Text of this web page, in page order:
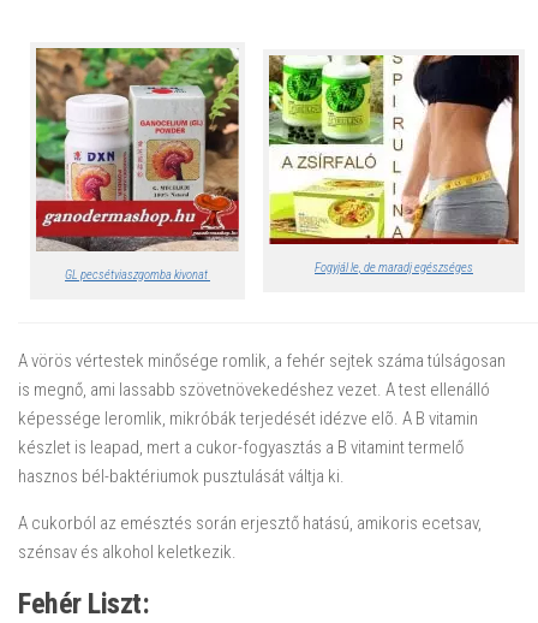
GL pecsétviaszgomba kivonat Fogyjál le, de maradj egészséges
A vörös vértestek minősége romlik, a fehér sejtek száma túlságosan
is megnő, ami lassabb szövetnövekedéshez vezet. A test ellenálló
képessége leromlik, mikróbák terjedését idézve elõ. A B vitamin
készlet is leapad, mert a cukor-fogyasztás a B vitamint termelő
hasznos bél-baktériumok pusztulását váltja ki.
A cukorból az emésztés során erjesztő hatású, amikoris ecetsav,
szénsav és alkohol keletkezik.
Fehér Liszt: